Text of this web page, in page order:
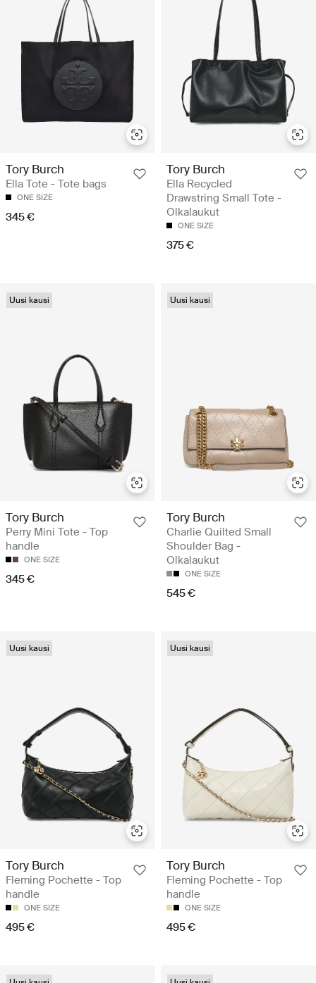
Tory Burch
Ella Tote - Tote bags
ONE SIZE
345 €
Tory Burch
Ella Recycled
Drawstring Small Tote -
Olkalaukut
ONE SIZE
375 €
Uusi kausi
Tory Burch
Perry Mini Tote - Top
handle
ONE SIZE
345 €
Uusi kausi
Tory Burch
Charlie Quilted Small
Shoulder Bag -
Olkalaukut
ONE SIZE
545 €
Uusi kausi
Tory Burch
Fleming Pochette - Top
handle
ONE SIZE
495 €
Uusi kausi
Tory Burch
Fleming Pochette - Top
handle
ONE SIZE
495 €